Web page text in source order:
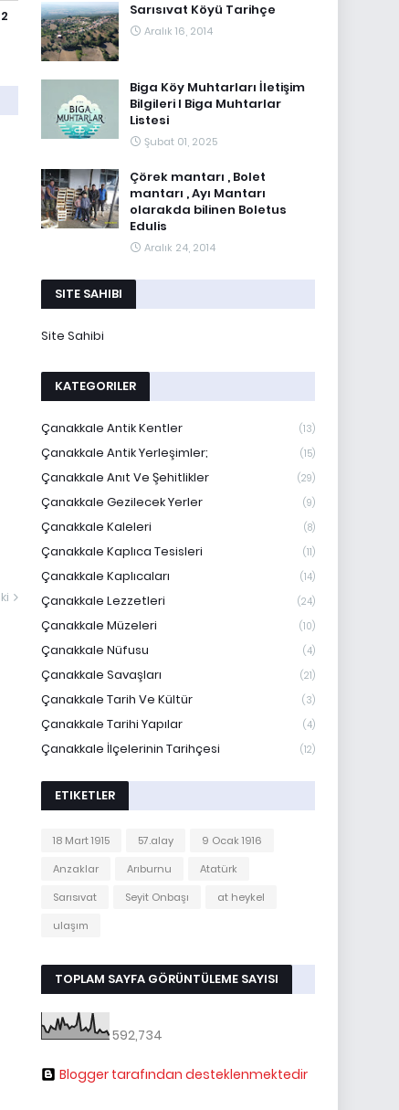
Sarısıvat Köyü Tarihçe
Aralık 16, 2014
Biga Köy Muhtarları İletişim
Bilgileri I Biga Muhtarlar
Listesi
Şubat 01, 2025
Çörek mantarı , Bolet
mantarı , Ayı Mantarı
olarakda bilinen Boletus
Edulis
Aralık 24, 2014
SITE SAHIBI
Site Sahibi
KATEGORILER
Çanakkale Antik Kentler (13)
Çanakkale Antik Yerleşimler; (15)
Çanakkale Anıt Ve Şehitlikler (29)
Çanakkale Gezilecek Yerler (9)
Çanakkale Kaleleri (8)
Çanakkale Kaplıca Tesisleri (11)
Çanakkale Kaplıcaları (14)
Çanakkale Lezzetleri (24)
Çanakkale Müzeleri (10)
Çanakkale Nüfusu (4)
Çanakkale Savaşları (21)
Çanakkale Tarih Ve Kültür (3)
Çanakkale Tarihi Yapılar (4)
Çanakkale İlçelerinin Tarihçesi (12)
ETIKETLER
18 Mart 1915 57.alay
9 Ocak 1916
Anzaklar
Arıburnu
Atatürk
Sarısıvat
Seyit Onbaşı
at heykel
ulaşım
TOPLAM SAYFA GÖRÜNTÜLEME SAYISI
592,734
Blogger tarafından desteklenmektedir